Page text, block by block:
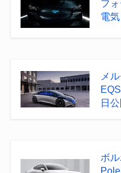
フ
電
メ
日
ボ